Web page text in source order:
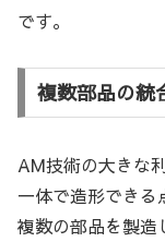
です。
複数部品の統
AM技術の大きな
一体で造形できる
複数の部品を製造